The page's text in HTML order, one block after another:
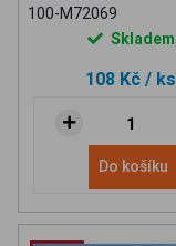
100-M72069
Skladem
108 Kč / ks
Do košíku